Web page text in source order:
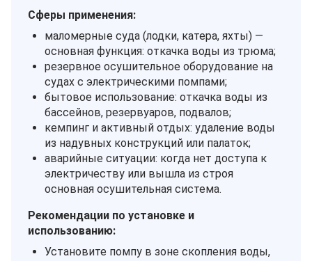
Сферы применения:
маломерные суда (лодки, катера, яхты) —
основная функция: откачка воды из трюма;
резервное осушительное оборудование на
судах с электрическими помпами;
бытовое использование: откачка воды из
бассейнов, резервуаров, подвалов;
кемпинг и активный отдых: удаление воды
из надувных конструкций или палаток;
аварийные ситуации: когда нет доступа к
электричеству или вышла из строя
основная осушительная система.
Рекомендации по установке и
использованию:
Установите помпу в зоне скопления воды,